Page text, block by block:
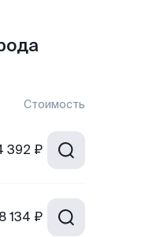
Стоимость
392 ₽
134 ₽